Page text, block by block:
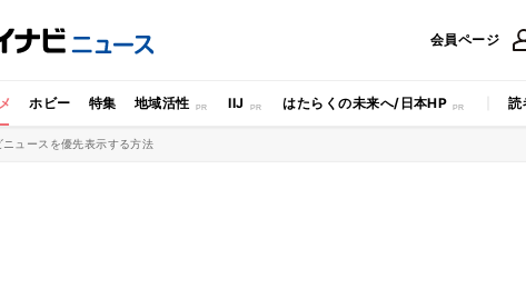
会員ページ
ホビー 特集 地域活性 IIJ はたらくの未来へ/日本HP 読
ュースを優先表示する方法